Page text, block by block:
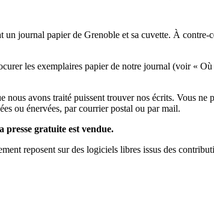
un journal papier de Grenoble et sa cuvette. À
les exemplaires papier de notre journal (voir «
nous avons traité puissent trouver nos écrits. Vous
ou énervées, par courrier postal ou par mail.
presse gratuite est vendue.
reposent sur des logiciels libres issus des